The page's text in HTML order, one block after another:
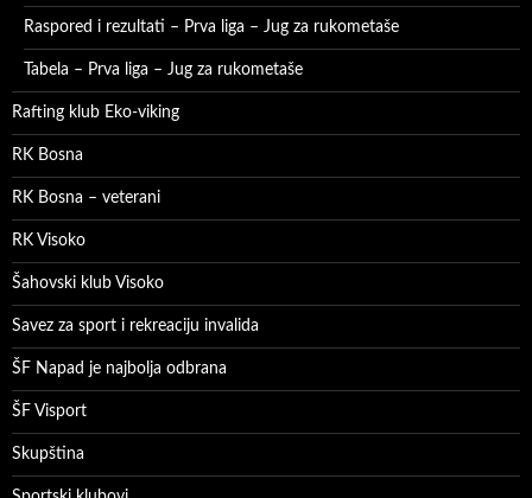
Raspored i rezultati – Prva liga – Jug za rukometaše
Tabela – Prva liga – Jug za rukometaše
Rafting klub Eko-viking
RK Bosna
RK Bosna – veterani
RK Visoko
Šahovski klub Visoko
Savez za sport i rekreaciju invalida
ŠF Napad je najbolja odbrana
ŠF Visport
Skupština